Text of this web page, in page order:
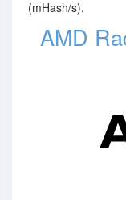
(mHash/s).
AMD